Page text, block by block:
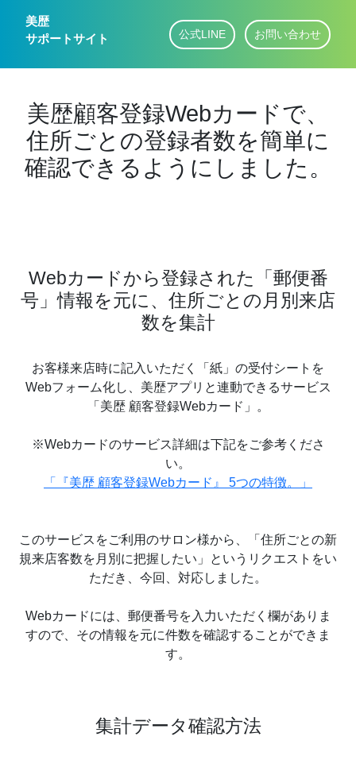
美歴
サポートサイト
公式LINE お問い合わせ
美歴顧客登録Webカードで、
住所ごとの登録者数を簡単に
確認できるようにしました。
Webカードから登録された「郵便番
号」情報を元に、住所ごとの月別来店
数を集計
お客様来店時に記入いただく「紙」の受付シートを
Webフォーム化し、美歴アプリと連動できるサービス
「美歴 顧客登録Webカード」。
※Webカードのサービス詳細は下記をご参考くださ
い。
「『美歴 顧客登録Webカード』 5つの特徴。」
このサービスをご利用のサロン様から、「住所ごとの新
規来店客数を月別に把握したい」というリクエストをい
ただき、今回、対応しました。
Webカードには、郵便番号を入力いただく欄がありま
すので、その情報を元に件数を確認することができま
す。
集計データ確認方法